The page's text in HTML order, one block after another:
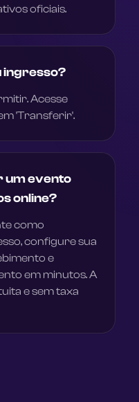
oficiais.
ingresso?
Acesse
'Transferir'.
um evento
online?
como
configure sua
e
em minutos. A
e sem taxa